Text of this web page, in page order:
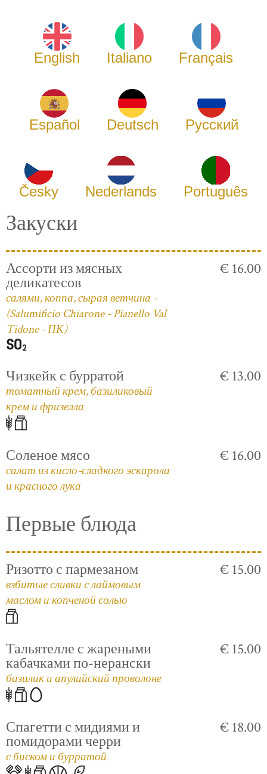
English Italiano Français
Español Deutsch Русский
Česky Nederlands Português
Закуски
Ассорти из мясных
деликатесов
салями, коппа, сырая ветчина -
(Salumificio Chiarone - Pianello Val
Tidone - ПК)
€ 16.00
Чизкейк с бурратой
томатный крем, базиликовый
крем и фризелла
€ 13.00
Соленое мясо
салат из кисло-сладкого эскарола
и красного лука
€ 16.00
Первые блюда
Ризотто с пармезаном
взбитые сливки с лаймовым
маслом и копченой солью
€ 15.00
Тальятелле с жареными
кабачками по-нерански
базилик и апулийский проволоне
€ 15.00
Спагетти с мидиями и
помидорами черри
с биском и бурратой
€ 18.00